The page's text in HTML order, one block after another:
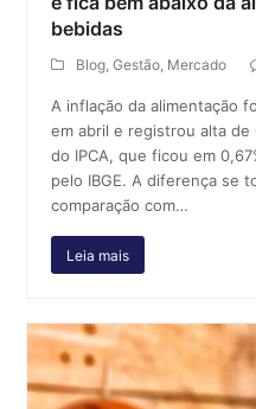
bebidas
Blog,Gestão, Mercado
A inflação da alimentação
em abril e registrou alta de
do IPCA, que ficou em
pelo IBGE. A diferença se
comparação com…
Leia mais